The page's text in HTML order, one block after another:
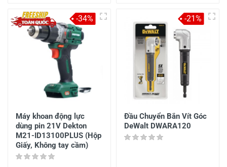
Máy khoan động lực
dùng pin 21V Dekton
M21-ID13100PLUS (Hộp
Giấy, Không tay cầm)
-34%
Đầu Chuyển Bắn Vít Góc
DeWalt DWARA120
-21%